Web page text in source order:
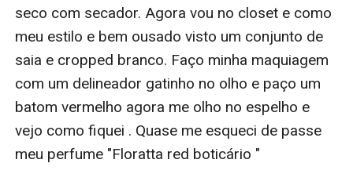
seco com secador. Agora vou no closet e como
meu estilo e bem ousado visto um conjunto de
saia e cropped branco. Faço minha maquiagem
com um delineador gatinho no olho e paço um
batom vermelho agora me olho no espelho e
vejo como fiquei . Quase me esqueci de passe
meu perfume "Floratta red boticário "